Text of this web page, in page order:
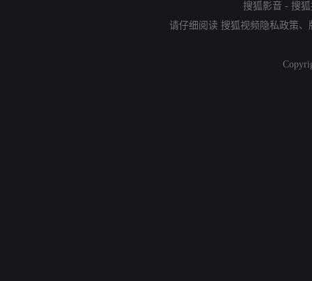
搜狐影音 - 搜
请仔细阅读 搜狐视频隐私政策、